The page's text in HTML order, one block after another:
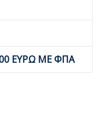
ΕΥΡΩ ΜΕ ΦΠΑ